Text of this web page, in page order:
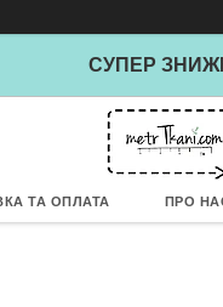
СУПЕР
ТА ОПЛАТА ПРО